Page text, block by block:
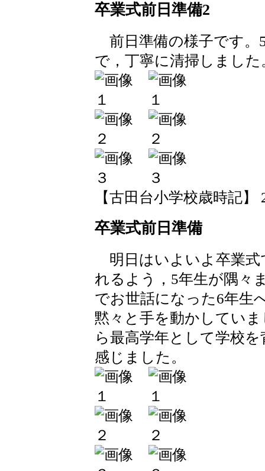
卒業式前日準備2
前日準備の様子です。
で，丁寧に清掃しました
【古田台小学校歳時記】
卒業式前日準備
明日はいよいよ卒業式
れるよう，5年生が隅々
でお世話になった6年生
黙々と手を動かしてい
ら最高学年として学校
感じました。